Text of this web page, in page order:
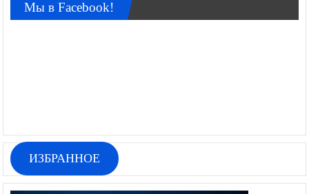
Мы в Facebook!
ИЗБРАННОЕ